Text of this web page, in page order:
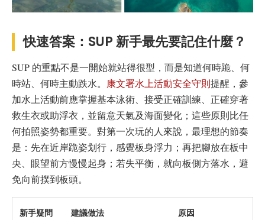
快速答案：SUP 新手最先要記住什麼？
SUP 的重點不是一開始就站得很型，而是知道何時跪、何
時站、何時主動跌水。 康文署水上活動安全守則提醒，參
加水上活動前應掌握基本泳術、接受正確訓練、正確穿著
救生衣或助浮衣，並留意天氣及海面變化；這些原則比任
何拍照姿勢都重要。對第一次玩的人來說，最理想的節奏
是：先在近岸跪姿划行，感覺板身浮力；再把腳放在板中
央、眼望前方慢慢起身；若失平衡，就向板側方落水，避
免向前撲到板頭。
新手疑問 建議做法 原因